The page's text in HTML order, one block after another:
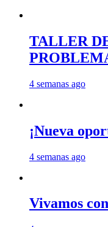
TALLER
4 semanas ago
¡Nueva
4 semanas ago
Vivamos